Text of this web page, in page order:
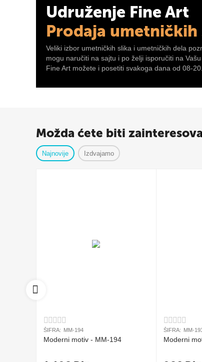
Udruženje Fine Art
Prodaja umetničkih
Veliki izbor umetničkih slika i umetničkih dela
mogu naručiti na sajtu i po želji isporučiti na
Fine Art možete i posetiti svakoga dana od 08-
Možda ćete biti
Najnovije Izdvajamo
ŠIFRA: MM-194
Moderni motiv - MM-194
ŠIFRA: MM-
Moderni